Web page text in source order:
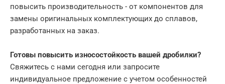
повысить производительность - от компонентов для
замены оригинальных комплектующих до сплавов,
разработанных на заказ.
Готовы повысить износостойкость вашей дробилки?
Свяжитесь с нами сегодня или запросите
индивидуальное предложение с учетом особенностей